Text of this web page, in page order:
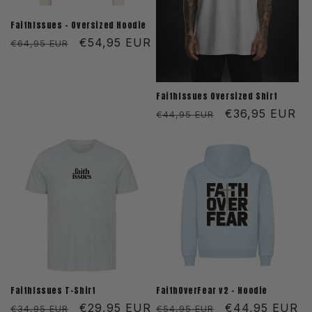
FaithIssues - Oversized Hoodie
Normaler
€64,95 EUR Verkaufspreis
€54,95 EUR
FaithIssues Oversized Shirt
Normaler
€44,95 EUR Verkaufspreis
€36,95 EUR
FaithIssues T-Shirt
Normaler
€34,95 EUR Verkaufspreis
€29,95 EUR
FaithOverFear v2 - Hoodie
Normaler
€54,95 EUR Verkaufspreis
€44,95 EUR